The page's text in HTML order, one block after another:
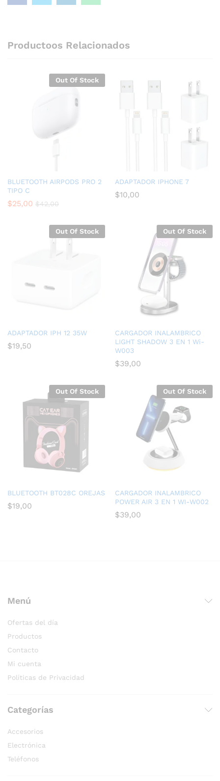
Productoos Relacionados
Out Of Stock
BLUETOOTH AIRPODS PRO 2
TIPO C
$25,00 $42,00
ADAPTADOR IPHONE 7
$10,00
Out Of Stock
ADAPTADOR IPH 12 35W
$19,50
Out Of Stock
CARGADOR INALAMBRICO
LIGHT SHADOW 3 EN 1 Wi-
W003
$39,00
Out Of Stock
BLUETOOTH BT028C OREJAS
$19,00
Out Of Stock
CARGADOR INALAMBRICO
POWER AIR 3 EN 1 WI-W002
$39,00
Menú
Ofertas del día
Productos
Contacto
Mi cuenta
Políticas de Privacidad
Categorías
Accesorios
Electrónica
Teléfonos